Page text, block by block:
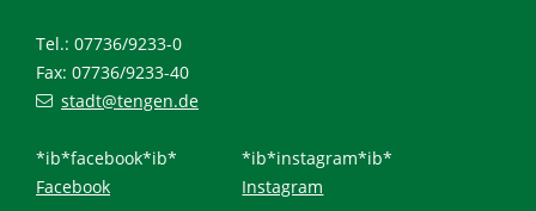
Tel.: 07736/9233-0
Fax: 07736/9233-40
stadt@tengen.de
*ib*facebook*ib*
Facebook
*ib*instagram*ib*
Instagram